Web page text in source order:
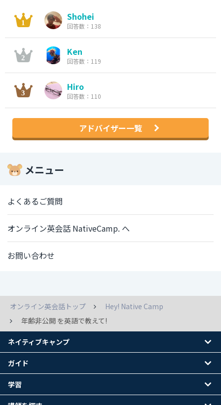
Shohei
回答数：138
Ken
回答数：119
Hiro
回答数：110
アドバイザー一覧
メニュー
よくあるご質問
オンライン英会話 NativeCamp. へ
お問い合わせ
オンライン英会話トップ
Hey! Native Camp
年齢非公開 を英語で教えて!
ネイティブキャンプ
ガイド
学習